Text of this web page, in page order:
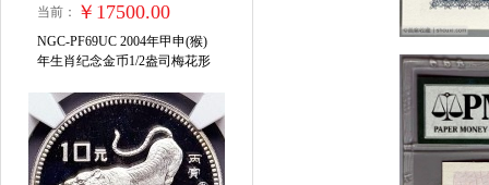
当前： ￥17500.00
NGC-PF69UC 2004年甲申(猴)
年生肖纪念金币1/2盎司梅花形